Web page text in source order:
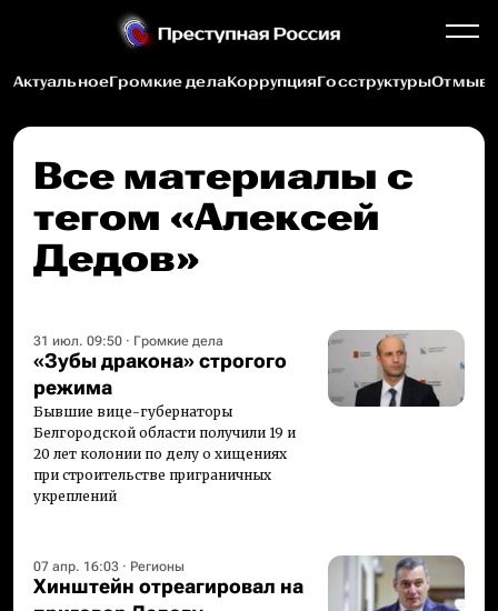
АктуальноеГромкие делаКоррупцияГосструктуры
Все материалы c
тегом «Алексей
Дедов»
31 июл. 09:50 · Громкие дела
«Зубы дракона» строгого
режима
Бывшие вице-губернаторы
Белгородской области получили 19 и
20 лет колонии по делу о хищениях
при строительстве приграничных
укреплений
07 апр. 16:03 · Регионы
Хинштейн отреагировал на